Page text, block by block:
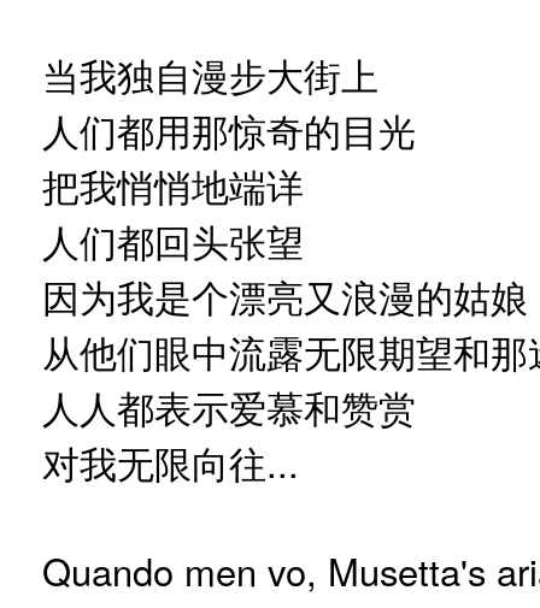
当我独自漫步大街上
人们都用那惊奇的目光
把我悄悄地端详
人们都回头张望
因为我是个漂亮又浪漫的姑娘
从他们眼中流露无限期望和
人人都表示爱慕和赞赏
对我无限向往...
Quando men vo, Musetta's